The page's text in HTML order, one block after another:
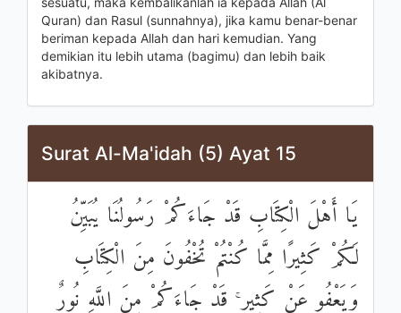
Quran) dan Rasul (sunnahnya), jika kamu benar-benar
beriman kepada Allah dan hari kemudian. Yang
demikian itu lebih utama (bagimu) dan lebih baik
akibatnya.
Surat Al-Ma'idah (5) Ayat 15
يَا أَهْلَ الْكِتَابِ قَدْ جَاءَكُمْ رَسُولُنَا يُبَيِّنُ
لَكُمْ كَثِيرًا مِمَّا كُنْتُمْ تُخْفُونَ مِنَ الْكِتَابِ
وَيَعْفُو عَنْ كَثِيرٍ ۚ قَدْ جَاءَكُمْ مِنَ اللَّهِ نُورٌ